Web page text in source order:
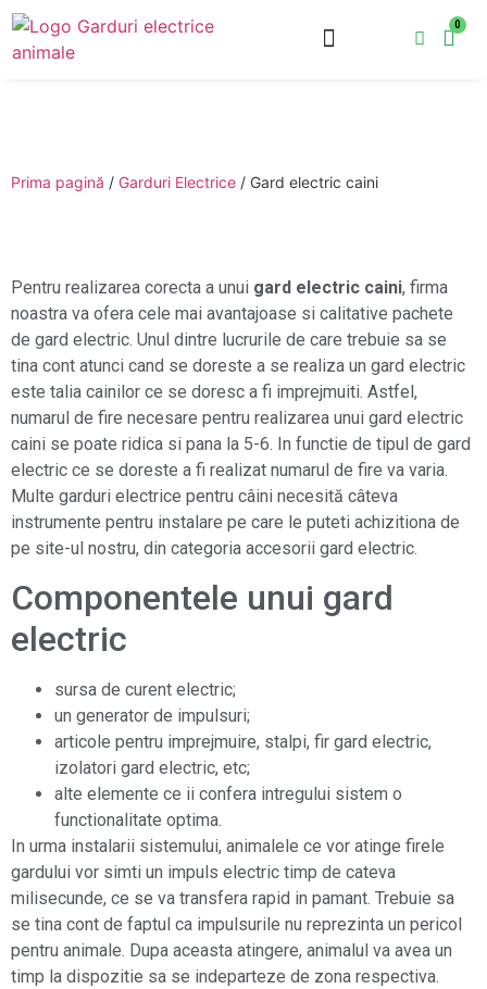
0
Prima pagină / Garduri Electrice / Gard electric caini
Pentru realizarea corecta a unui gard electric caini, firma
noastra va ofera cele mai avantajoase si calitative pachete
de gard electric. Unul dintre lucrurile de care trebuie sa se
tina cont atunci cand se doreste a se realiza un gard electric
este talia cainilor ce se doresc a fi imprejmuiti. Astfel,
numarul de fire necesare pentru realizarea unui gard electric
caini se poate ridica si pana la 5-6. In functie de tipul de gard
electric ce se doreste a fi realizat numarul de fire va varia.
Multe garduri electrice pentru câini necesită câteva
instrumente pentru instalare pe care le puteti achizitiona de
pe site-ul nostru, din categoria accesorii gard electric.
Componentele unui gard
electric
sursa de curent electric;
un generator de impulsuri;
articole pentru imprejmuire, stalpi, fir gard electric,
izolatori gard electric, etc;
alte elemente ce ii confera intregului sistem o
functionalitate optima.
In urma instalarii sistemului, animalele ce vor atinge firele
gardului vor simti un impuls electric timp de cateva
milisecunde, ce se va transfera rapid in pamant. Trebuie sa
se tina cont de faptul ca impulsurile nu reprezinta un pericol
pentru animale. Dupa aceasta atingere, animalul va avea un
timp la dispozitie sa se indeparteze de zona respectiva.